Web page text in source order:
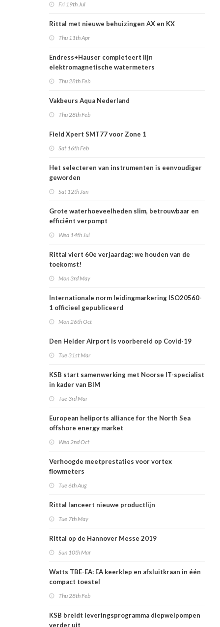
Fri 19th Jul
Rittal met nieuwe behuizingen AX en KX
Thu 11th Apr
Endress+Hauser completeert lijn
elektromagnetische watermeters
Thu 28th Feb
Vakbeurs Aqua Nederland
Thu 28th Feb
Field Xpert SMT77 voor Zone 1
Sat 16th Feb
Het selecteren van instrumenten is eenvoudiger
geworden
Sat 12th Jan
Grote waterhoeveelheden slim, betrouwbaar en
efficiënt verpompt
Wed 14th Jul
Rittal viert 60e verjaardag: we houden van de
toekomst!
Mon 3rd May
Internationale norm leidingmarkering ISO20560-
1 officieel gepubliceerd
Mon 26th Oct
Den Helder Airport is voorbereid op Covid-19
Tue 31st Mar
KSB start samenwerking met Noorse IT-specialist
in kader van BIM
Tue 3rd Mar
European heliports alliance for the North Sea
offshore energy market
Wed 2nd Oct
Verhoogde meetprestaties voor vortex
flowmeters
Tue 6th Aug
Rittal lanceert nieuwe productlijn
Tue 7th May
Rittal op de Hannover Messe 2019
Sun 10th Mar
Watts TBE-EA: EA keerklep en afsluitkraan in één
compact toestel
Thu 28th Feb
KSB breidt leveringsprogramma diepwelpompen
verder uit